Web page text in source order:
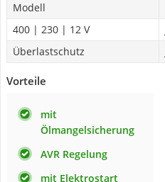
Modell
400 | 230 | 12 V
Überlastschutz
Vorteile
mit
Ölmangelsicherung
AVR Regelung
mit Elektrostart